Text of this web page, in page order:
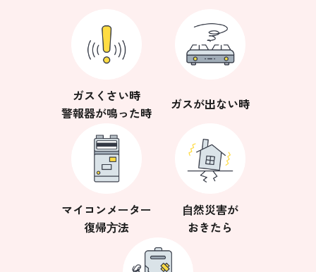
ガスくさい時
警報器が鳴った時
ガスが出ない時
マイコンメーター
復帰⽅法
⾃然災害が
おきたら